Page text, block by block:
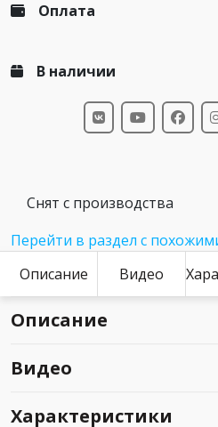
Оплата
В наличии
Снят с производства
Перейти в раздел с
Описание
Видео
Описание
Видео
Характеристики